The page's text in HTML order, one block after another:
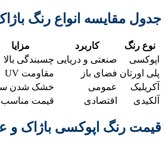
جدول مقایسه انواع رنگ
نوع رنگ کاربرد مزایا
اپوکسی
صنعتی و دریایی چسبندگی بالا
پلی اورتان فضای باز مقاومت UV
آکریلیک
عمومی خشک شدن
آلکیدی
اقتصادی قیمت مناسب
قیمت رنگ اپوکسی باژاک و